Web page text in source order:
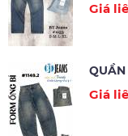
Giá
QUẦN
Giá